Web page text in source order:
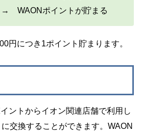
WAONポイントが貯まる
円につき1ポイント貯まります。
ントからイオン関連店舗で利用し
交換することができます。WAON